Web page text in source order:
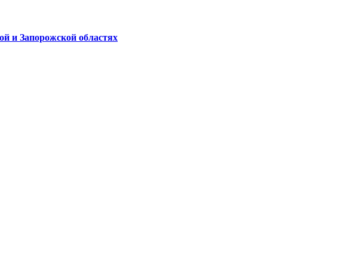
и Запорожской областях